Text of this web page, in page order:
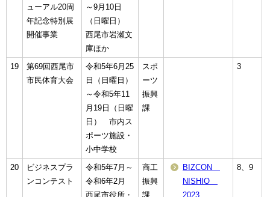
ューアル20周
年記念特別展
開催事業
～9月10日
（日曜日）
西尾市岩瀬文
庫ほか
19
第69回西尾市
市民体育大会
令和5年6月25
日（日曜日）
～令和5年11
月19日（日曜
日） 市内ス
ポーツ施設・
小中学校
スポ
ーツ
振興
課
3
20
ビジネスプラ
ンコンテスト
令和5年7月～
令和6年2月
西尾市役所・
商工
振興
課
BIZCON
NISHIO
2023
8、9